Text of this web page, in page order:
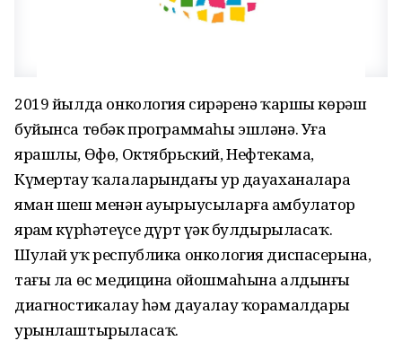
2019 йылда онкология сирҙәренә ҡаршы көрәш
буйынса төбәк программаһы эшләнә. Уға
ярашлы, Өфө, Октябрьский, Нефтекама,
Күмертау ҡалаларындағы ҙур дауаханаларҙа
яман шеш менән ауырыусыларға амбулатор
ярҙам күрһәтеүсе дүрт үҙәк булдырыласаҡ.
Шулай уҡ республика онкология диспасерына,
тағы ла өс медицина ойошмаһына алдынғы
диагностикалау һәм дауалау ҡорамалдары
урынлаштырыласаҡ.